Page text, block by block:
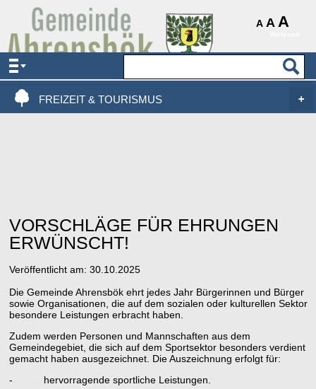
A A A
AKTUELLES & SERVICE
VERWALTUNG & POLITIK
FREIZEIT & TOURISMUS
VORSCHLÄGE FÜR EHRUNGEN
ERWÜNSCHT!
Veröffentlicht am: 30.10.2025
Die Gemeinde Ahrensbök ehrt jedes Jahr Bürgerinnen und Bürger
sowie Organisationen, die auf dem sozialen oder kulturellen Sektor
besondere Leistungen erbracht haben.
Zudem werden Personen und Mannschaften aus dem
Gemeindegebiet, die sich auf dem Sportsektor besonders verdient
gemacht haben ausgezeichnet. Die Auszeichnung erfolgt für:
- hervorragende sportliche Leistungen.